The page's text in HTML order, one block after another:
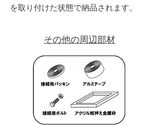
を取り付けた状態で納品されます。
その他の周辺部材